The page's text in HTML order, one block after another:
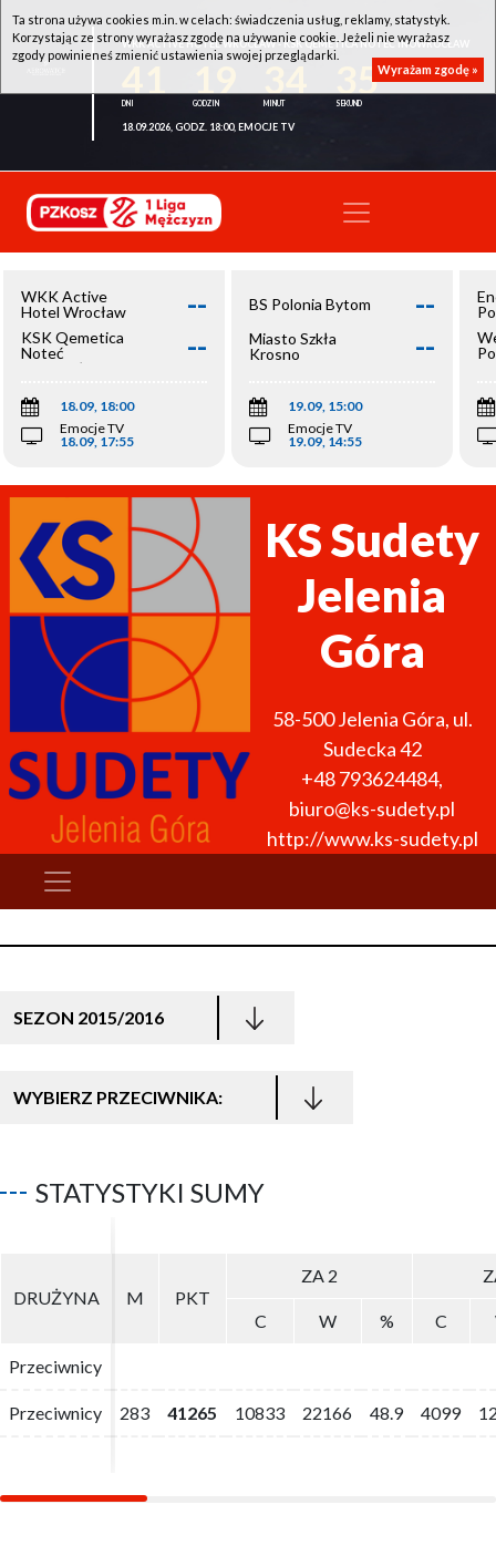
WKK ACTIVE HOTEL WROCŁAW - KSK QEMETICA NOTEĆ INOWROCŁAW
35
18.09.2026, GODZ. 18:00, EMOCJE TV
WKK Active
Hotel Wrocław
--
KSK Qemetica
Noteć
Inowrocław
--
18.09, 18:00
Emocje TV
18.09, 17:55
BS Polonia Bytom --
Miasto Szkła
Krosno
--
19.09, 15:00
Emocje TV
19.09, 14:55
KS Sudety
Jelenia
Góra
58-500 Jelenia Góra, ul.
Sudecka 42
+48 793624484,
biuro@ks-sudety.pl
http://www.ks-sudety.pl
SEZON 2015/2016
WYBIERZ PRZECIWNIKA:
STATYSTYKI SUMY
DRUŻYNA M PKT
ZA 2
C W % C
Przeciwnicy
Przeciwnicy 283 41265 10833 22166 48.9 4099
DRUŻYNA M PKT
ZA 2
C W % C
Przeciwnicy
Przeciwnicy 283 41265 10833 22166 48.9 4099
Ta strona używa cookies m.in. w celach: świadczenia usług, reklamy, statystyk.
Korzystając ze strony wyrażasz zgodę na używanie cookie. Jeżeli nie wyrażasz
zgody powinieneś zmienić ustawienia swojej przeglądarki.
Wyrażam zgodę »